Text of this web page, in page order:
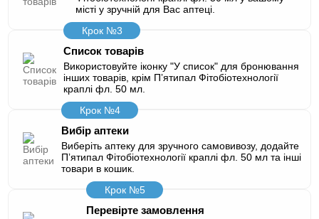
місті у зручній для Вас аптеці.
Крок №3
Список товарів
Використовуйте іконку "У список" для бронювання
інших товарів, крім Пʼятипал Фітобіотехнології
краплі фл. 50 мл.
Крок №4
Вибір аптеки
Виберіть аптеку для зручного самовивозу, додайте
Пʼятипал Фітобіотехнології краплі фл. 50 мл та інші
товари в кошик.
Крок №5
Перевірте замовлення